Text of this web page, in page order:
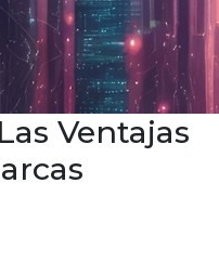
Ventajas